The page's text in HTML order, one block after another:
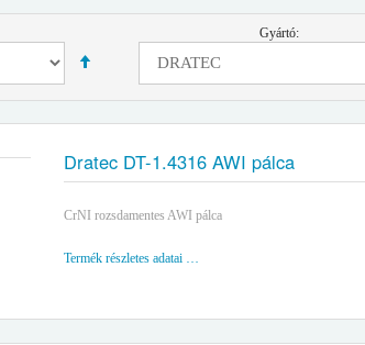
Gyártó:
Dratec DT-1.4316 AWI pálca
CrNI rozsdamentes AWI pálca
Termék részletes adatai …